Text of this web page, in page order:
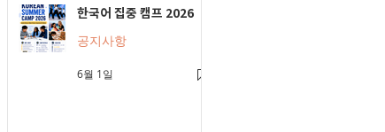
한국어 집중 캠프 2026
공지사항
6월 1일